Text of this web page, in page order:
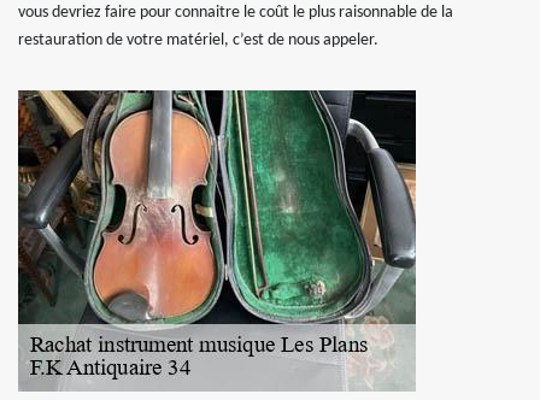
vous devriez faire pour connaitre le coût le plus raisonnable de la
restauration de votre matériel, c’est de nous appeler.